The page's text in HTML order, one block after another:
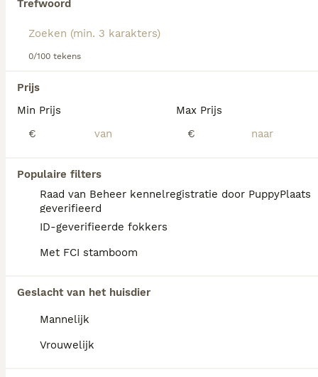
Trefwoord
0/100 tekens
Prijs
Min Prijs
€
Max Prijs
€
Populaire filters
Raad van Beheer kennelregistratie door PuppyPlaats
geverifieerd
ID-geverifieerde fokkers
Met FCI stamboom
Geslacht van het huisdier
Mannelijk
Vrouwelijk
We hebben 0 Amerikaanse Naakthond Pups
Als je toekomstige resultaten wil zien voor deze
exacte zoekopdracht, sla dan je zoekopdracht op en
vind jouw perfecte hond:
Zoekopdracht bewaren
FAQ's
Wat kost een Amerikaanse
naakthond?
De Amerikaanse naakthond is een bijzonder
de aanschafprijs aan de hogere kant ligt.